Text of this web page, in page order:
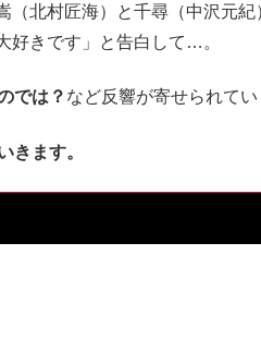
（北村匠海）と千尋（中沢元紀
好きです」と告白して…。
では？ など反響が寄せられてい
きます。